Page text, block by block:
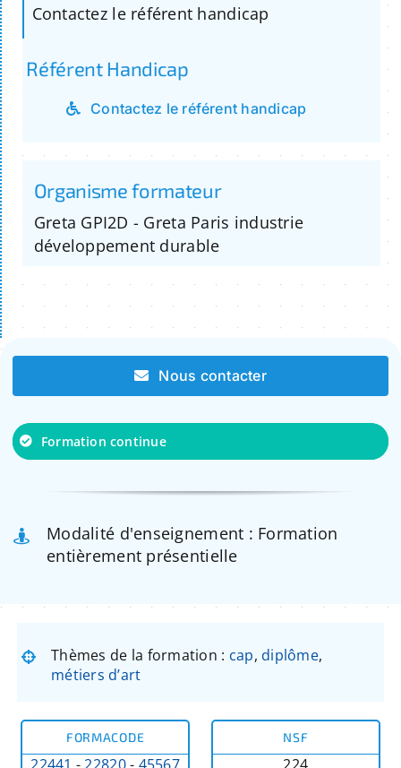
Contactez le référent handicap
Référent Handicap
Contactez le référent handicap
Organisme formateur
Greta GPI2D - Greta Paris industrie
développement durable
Nous contacter
Formation continue
Modalité d'enseignement : Formation
entièrement présentielle
Thèmes de la formation : cap, diplôme,
métiers d’art
FORMACODE NSF